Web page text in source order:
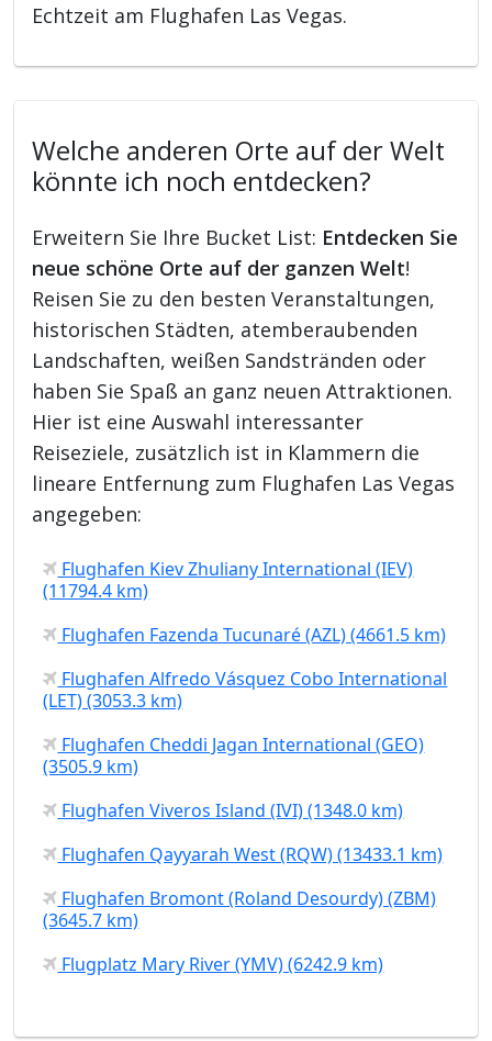
Echtzeit am Flughafen Las Vegas.
Welche anderen Orte auf der Welt
könnte ich noch entdecken?
Erweitern Sie Ihre Bucket List: Entdecken Sie
neue schöne Orte auf der ganzen Welt!
Reisen Sie zu den besten Veranstaltungen,
historischen Städten, atemberaubenden
Landschaften, weißen Sandstränden oder
haben Sie Spaß an ganz neuen Attraktionen.
Hier ist eine Auswahl interessanter
Reiseziele, zusätzlich ist in Klammern die
lineare Entfernung zum Flughafen Las Vegas
angegeben:
Flughafen Kiev Zhuliany International (IEV)
(11794.4 km)
Flughafen Fazenda Tucunaré (AZL) (4661.5 km)
Flughafen Alfredo Vásquez Cobo International
(LET) (3053.3 km)
Flughafen Cheddi Jagan International (GEO)
(3505.9 km)
Flughafen Viveros Island (IVI) (1348.0 km)
Flughafen Qayyarah West (RQW) (13433.1 km)
Flughafen Bromont (Roland Desourdy) (ZBM)
(3645.7 km)
Flugplatz Mary River (YMV) (6242.9 km)